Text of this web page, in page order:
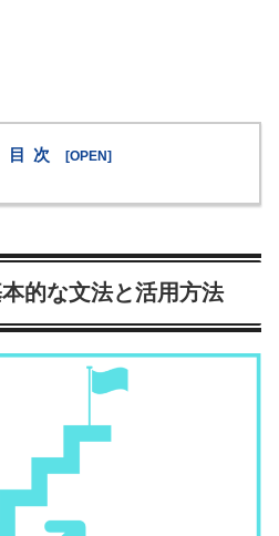
目次
的な文法と活用方法